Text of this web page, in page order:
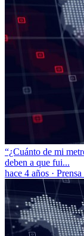
“¿Cuánto de mi
deben a que fui...
hace 4 años ·